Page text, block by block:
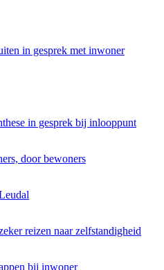
door bewoners
reizen naar zelfstandigheid